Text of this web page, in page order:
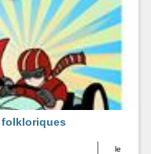
le
folkloriques